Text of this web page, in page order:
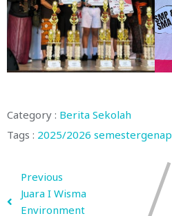
Category : Berita Sekolah
Tags : 2025/2026 semestergenap
Previous
Juara I Wisma
Environment